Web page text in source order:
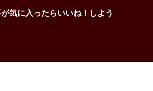
気に入ったらいいね！しよう